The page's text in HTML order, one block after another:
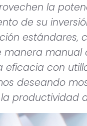
la
de su
estándares,
manera manual
eficacia con
deseando
productividad